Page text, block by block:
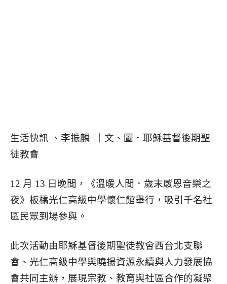
生活快訊 、李振麟 ｜文、圖．耶穌基督後期聖
徒教會
12 月 13 日晚間，《溫暖人間．歲末感恩音樂之
夜》板橋光仁高級中學懷仁館舉行，吸引千名社
區民眾到場參與。
此次活動由耶穌基督後期聖徒教會西台北支聯
會、光仁高級中學與曉揚資源永續與人力發展協
會共同主辦，展現宗教、教育與社區合作的凝聚